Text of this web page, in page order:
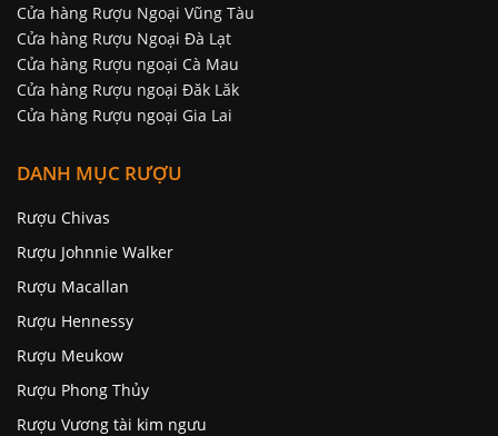
Cửa hàng Rượu Ngoại Vũng Tàu
Cửa hàng Rượu Ngoại Đà Lạt
Cửa hàng Rượu ngoại Cà Mau
Cửa hàng Rượu ngoại Đăk Lăk
Cửa hàng Rượu ngoại Gia Lai
DANH MỤC RƯỢU
Rượu Chivas
Rượu Johnnie Walker
Rượu Macallan
Rượu Hennessy
Rượu Meukow
Rượu Phong Thủy
Rượu Vương tài kim ngưu